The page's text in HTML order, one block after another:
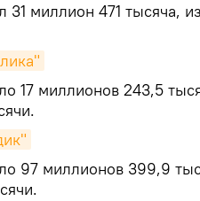
31 миллион 471 тысяча,
17 миллионов 243,5
97 миллионов 399,9